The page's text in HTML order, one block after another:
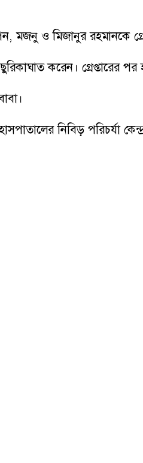
মজনু ও মিজানুর রহমানকে
করেন। গ্রেপ্তারের পর
নিবিড় পরিচর্যা